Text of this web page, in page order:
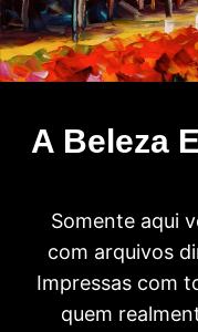
A Beleza
Somente aqui
com arquivos
Impressas com
quem